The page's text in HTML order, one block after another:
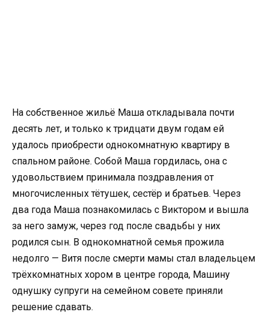
На собственное жильё Маша откладывала почти
десять лет, и только к тридцати двум годам ей
удалось приобрести однокомнатную квартиру в
спальном районе. Собой Маша гордилась, она с
удовольствием принимала поздравления от
многочисленных тётушек, сестёр и братьев. Через
два года Маша познакомилась с Виктором и вышла
за него замуж, через год после свадьбы у них
родился сын. В однокомнатной семья прожила
недолго — Витя после смерти мамы стал владельцем
трёхкомнатных хором в центре города, Машину
однушку супруги на семейном совете приняли
решение сдавать.